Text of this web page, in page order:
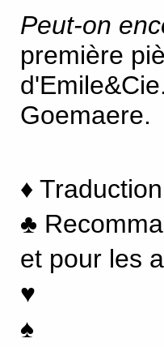
Peut-on
première
Goemaere.
♦
♣
et pour les
♥
♠